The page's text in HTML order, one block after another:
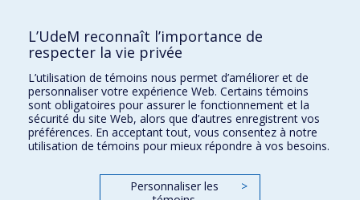
Écoles
Orthophonie et audiologie
Réadaptation
Directions
L’UdeM reconnaît l’importance de
respecter la vie privée
L’utilisation de témoins nous permet d’améliorer et de
personnaliser votre expérience Web. Certains témoins
sont obligatoires pour assurer le fonctionnement et la
sécurité du site Web, alors que d’autres enregistrent vos
préférences. En acceptant tout, vous consentez à notre
utilisation de témoins pour mieux répondre à vos besoins.
Personnaliser les
>